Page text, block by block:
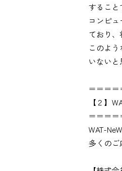
するこ
コンピ
ており
このよ
いないと
＝＝＝
【２】
＝＝＝
WAT-
多くのご